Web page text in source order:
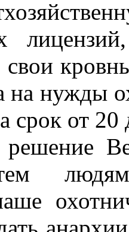
свои
на нужды
срок от 20